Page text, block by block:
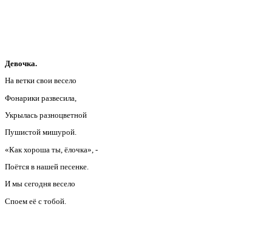
Девочка.
На ветки свои весело
Фонарики развесила,
Укрылась разноцветной
Пушистой мишурой.
«Как хороша ты, ёлочка», -
Поётся в нашей песенке.
И мы сегодня весело
Споем её с тобой.